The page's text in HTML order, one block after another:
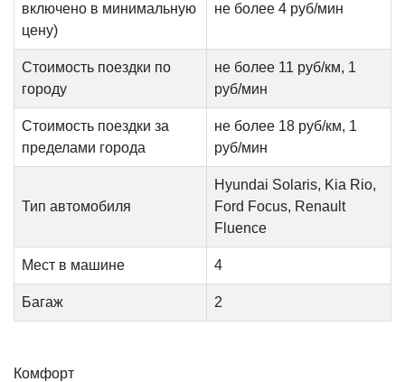
включено в минимальную
цену)
не более 4 руб/мин
Стоимость поездки по
городу
не более 11 руб/км, 1
руб/мин
Стоимость поездки за
пределами города
не более 18 руб/км, 1
руб/мин
Тип автомобиля
Hyundai Solaris, Kia Rio,
Ford Focus, Renault
Fluence
Мест в машине 4
Багаж 2
Комфорт